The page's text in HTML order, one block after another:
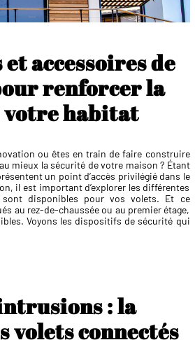
accessoires de
renforcer la
votre habitat
ou êtes en train de faire construire
mieux la sécurité de votre maison ? Étant
un point d’accès privilégié dans le
il est important d’explorer les différentes
disponibles pour vos volets. Et ce
au rez-de-chaussée ou au premier étage,
Voyons les dispositifs de sécurité qui
: la
volets connectés